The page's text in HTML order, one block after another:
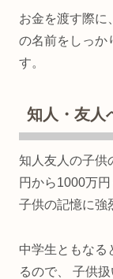
お金を渡す際に
の名前をしっか
す。
知人・友人
知人友人の子供
円から1000万
子供の記憶に強
中学生ともなる
るので、 子供